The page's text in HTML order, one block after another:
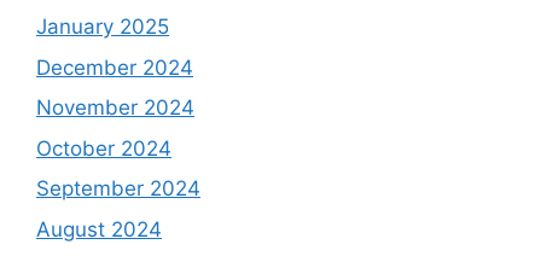
January 2025
December 2024
November 2024
October 2024
September 2024
August 2024